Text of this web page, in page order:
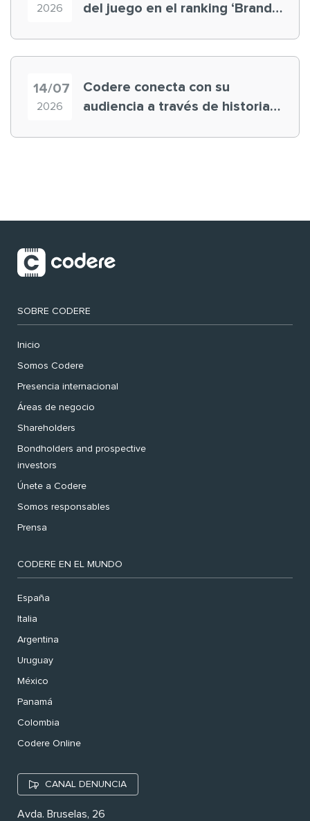
2026
del juego en el ranking ‘Brand
14/07
2026
Codere conecta con su
audiencia a través de historias
SOBRE CODERE
Inicio
Somos Codere
Presencia internacional
Áreas de negocio
Shareholders
Bondholders and prospective
investors
Únete a Codere
Somos responsables
Prensa
CODERE EN EL MUNDO
España
Italia
Argentina
Uruguay
México
Panamá
Colombia
Codere Online
CANAL DENUNCIA
Avda. Bruselas, 26